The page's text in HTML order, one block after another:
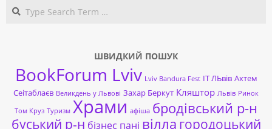
ШВИДКИЙ ПОШУК
BookForum Lviv Lviv Bandura Fest ІТ ЛЬвів Ахтем
Сеітаблаєв Великдень у Львові Захар Беркут Кляштор Львів Ринок
Том Круз Туризм Храми афіша бродівський р-н
буський р-н бізнес пані вілла городоцький